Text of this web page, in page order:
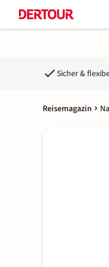
Sicher &
Reisemagazin